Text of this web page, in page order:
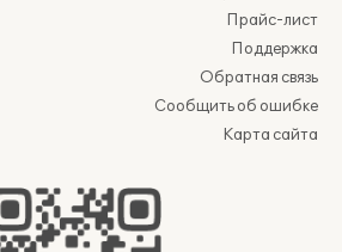
Прайс-лист
Поддержка
Обратная связь
Сообщить об ошибке
Карта сайта